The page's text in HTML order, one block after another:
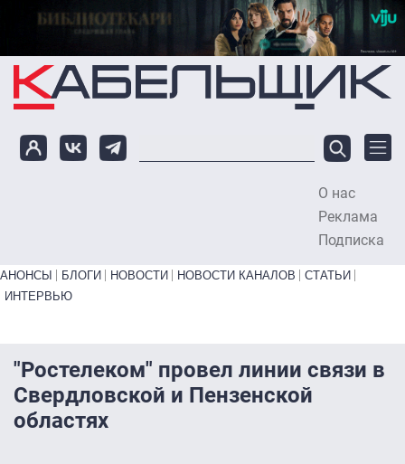
Перейти к основному содержанию
О нас
Реклама
Подписка
Primary links bottom
АНОНСЫ БЛОГИ НОВОСТИ НОВОСТИ КАНАЛОВ
СТАТЬИ
ИНТЕРВЬЮ
"Ростелеком" провел линии связи в
Свердловской и Пензенской
областях